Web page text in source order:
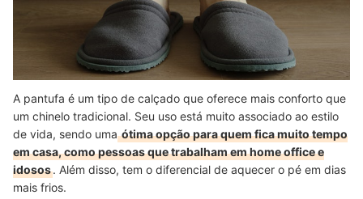
A pantufa é um tipo de calçado que oferece mais conforto que
um chinelo tradicional. Seu uso está muito associado ao estilo
de vida, sendo umaótima opção para quem fica muito tempo
em casa, como pessoas que trabalham em home office e
idosos. Além disso, tem o diferencial de aquecer o pé em dias
mais frios.